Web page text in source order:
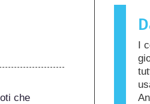
che
per
altri.
I